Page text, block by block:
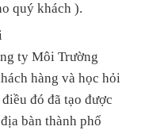
quý khách ).
ty Môi Trường
hàng và học hỏi
đó đã tạo được
bàn thành phố